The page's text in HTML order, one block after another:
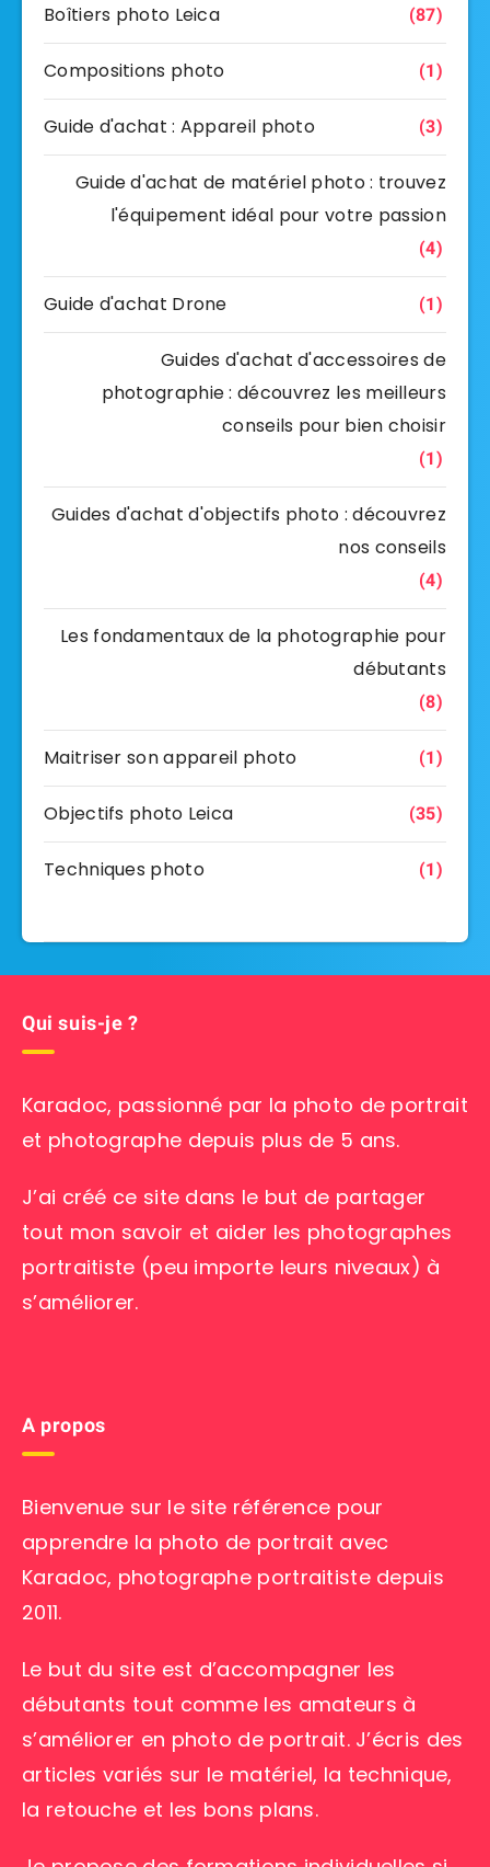
Boîtiers photo Leica (87)
Compositions photo (1)
Guide d'achat : Appareil photo (3)
Guide d'achat de matériel photo : trouvez
l'équipement idéal pour votre passion
(4)
Guide d'achat Drone (1)
Guides d'achat d'accessoires de
photographie : découvrez les meilleurs
conseils pour bien choisir
(1)
Guides d'achat d'objectifs photo : découvrez
nos conseils
(4)
Les fondamentaux de la photographie pour
débutants
(8)
Maitriser son appareil photo (1)
Objectifs photo Leica (35)
Techniques photo (1)
Qui suis-je ?
Karadoc, passionné par la photo de portrait
et photographe depuis plus de 5 ans.
J’ai créé ce site dans le but de partager
tout mon savoir et aider les photographes
portraitiste (peu importe leurs niveaux) à
s’améliorer.
A propos
Bienvenue sur le site référence pour
apprendre la photo de portrait avec
Karadoc, photographe portraitiste depuis
2011.
Le but du site est d’accompagner les
débutants tout comme les amateurs à
s’améliorer en photo de portrait. J’écris des
articles variés sur le matériel, la technique,
la retouche et les bons plans.